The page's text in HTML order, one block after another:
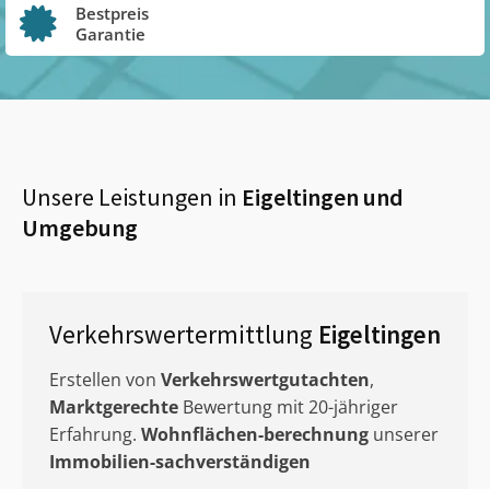
Bestpreis
Garantie
Unsere Leistungen in Eigeltingen und
Umgebung
Verkehrswertermittlung Eigeltingen
Erstellen von Verkehrswertgutachten,
Marktgerechte Bewertung mit 20-jähriger
Erfahrung. Wohnflächen-berechnung unserer
Immobilien-sachverständigen